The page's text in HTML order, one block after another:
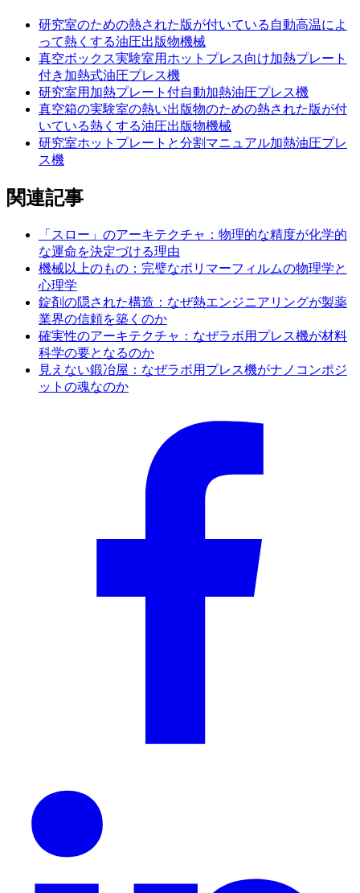
研究室のための熱された版が付いている自動高温によ
って熱くする油圧出版物機械
真空ボックス実験室用ホットプレス向け加熱プレート
付き加熱式油圧プレス機
研究室用加熱プレート付自動加熱油圧プレス機
真空箱の実験室の熱い出版物のための熱された版が付
いている熱くする油圧出版物機械
研究室ホットプレートと分割マニュアル加熱油圧プレ
ス機
関連記事
「スロー」のアーキテクチャ：物理的な精度が化学的
な運命を決定づける理由
機械以上のもの：完璧なポリマーフィルムの物理学と
心理学
錠剤の隠された構造：なぜ熱エンジニアリングが製薬
業界の信頼を築くのか
確実性のアーキテクチャ：なぜラボ用プレス機が材料
科学の要となるのか
見えない鍛冶屋：なぜラボ用プレス機がナノコンポジ
ットの魂なのか